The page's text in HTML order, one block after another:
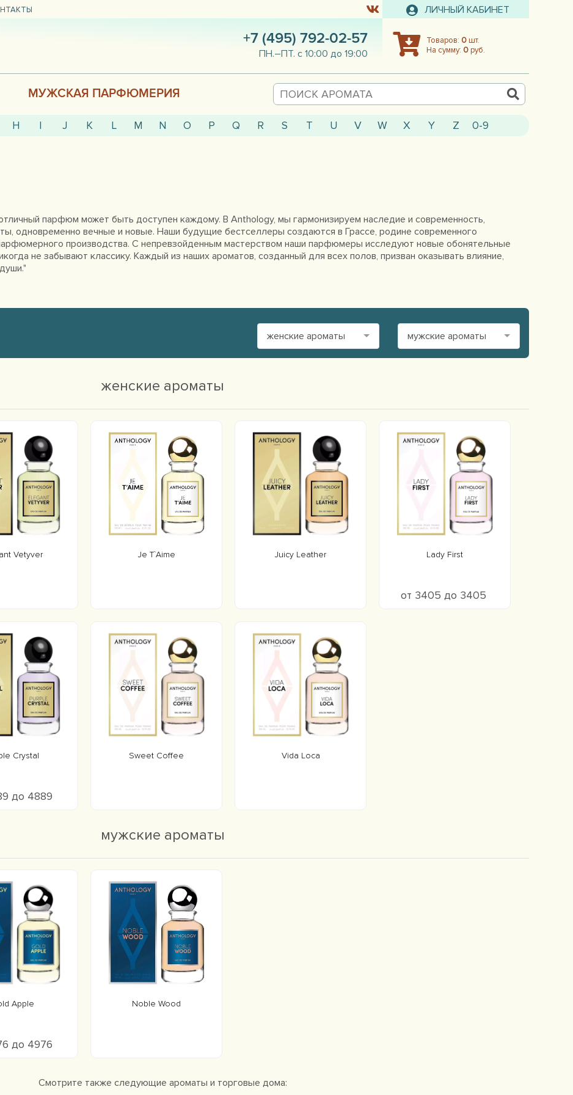
ЛИЧНЫЙ КАБИНЕТ
Товаров: 0шт.
На сумму: 0руб.
+7 (495) 792-02-57
ПН.–ПТ. с 10:00 до 19:00
МУЖСКАЯ ПАРФЮМЕРИЯ
H I J K L M N O P Q R S T U V W X Y Z 0-9
парфюм может быть доступен каждому. В Anthology, мы гармонизируем наследие и современность,
одновременно вечные и новые. Наши будущие бестселлеры создаются в Грассе, родине современного
производства. С непревзойденным мастерством наши парфюмеры исследуют новые обонятельные
не забывают классику. Каждый из наших ароматов, созданный для всех полов, призван оказывать влияние,
мужские ароматы
женские ароматы
женские ароматы
Vetyver Je T`Aime Juicy Leather Lady First
от 3405 до 3405
Crystal
до 4889
Sweet Coffee Vida Loca
мужские ароматы
Apple
до 4976
Noble Wood
Смотрите также следующие ароматы и торговые дома: